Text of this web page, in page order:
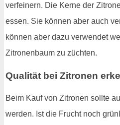
verfeinern. Die Kerne der
essen. Sie können aber auch
können aber dazu verwendet
Zitronenbaum zu züchten.
Qualität bei Zitronen
Beim Kauf von Zitronen sollte
werden. Ist die Frucht noch